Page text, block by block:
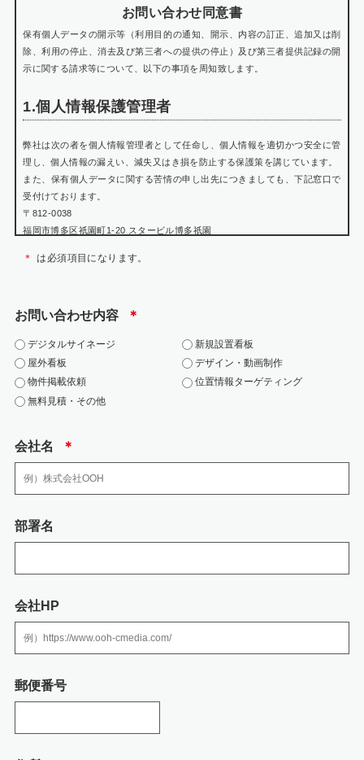
お問い合わせ同意書
保有個人データの開示等（利用目的の通知、開示、内容の訂正、追加又は削
除、利用の停止、消去及び第三者への提供の停止）及び第三者提供記録の開
示に関する請求等について、以下の事項を周知致します。
1.個人情報保護管理者
弊社は次の者を個人情報管理者として任命し、個人情報を適切かつ安全に管
理し、個人情報の漏えい、減失又はき損を防止する保護策を講じています。
また、保有個人データに関する苦情の申し出先につきましても、下記窓口で
受付けております。
〒812-0038
福岡市博多区祇園町1-20 スタービル博多祇園
TEL:092-402-0699
2.個人情報の利用目的
お問い合わせにおける個人情報は、該当お問い合わせへの対応にのみ利用い
たします。
答えするため
内、提供その他を実施するため
3.個人情報の取り扱いの委託
弊社の業務の全部または一部を外部に業務委託する際、弊社は、個人情報を
4.個人情報を提供される事の任意性について
る可能性がありますので予めご了承ください。
＊ は必須項目になります。
お問い合わせ内容 ＊
デジタルサイネージ
新規設置看板
屋外看板
デザイン・動画制作
物件掲載依頼
位置情報ターゲティング
無料見積・その他
会社名 ＊
部署名
会社HP
郵便番号